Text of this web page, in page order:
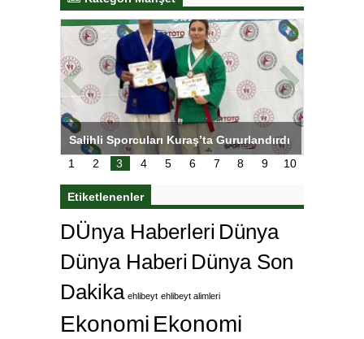
Salihli Sporcuları Kuraş’ta Gururlandırdı
1 2 3 4 5 6 7 8 9 10
Etiketlenenler
DÜnya Haberleri Dünya
Dünya Haberi Dünya Son
Dakika ehlibeyt ehlibeyt alimleri
Ekonomi Ekonomi